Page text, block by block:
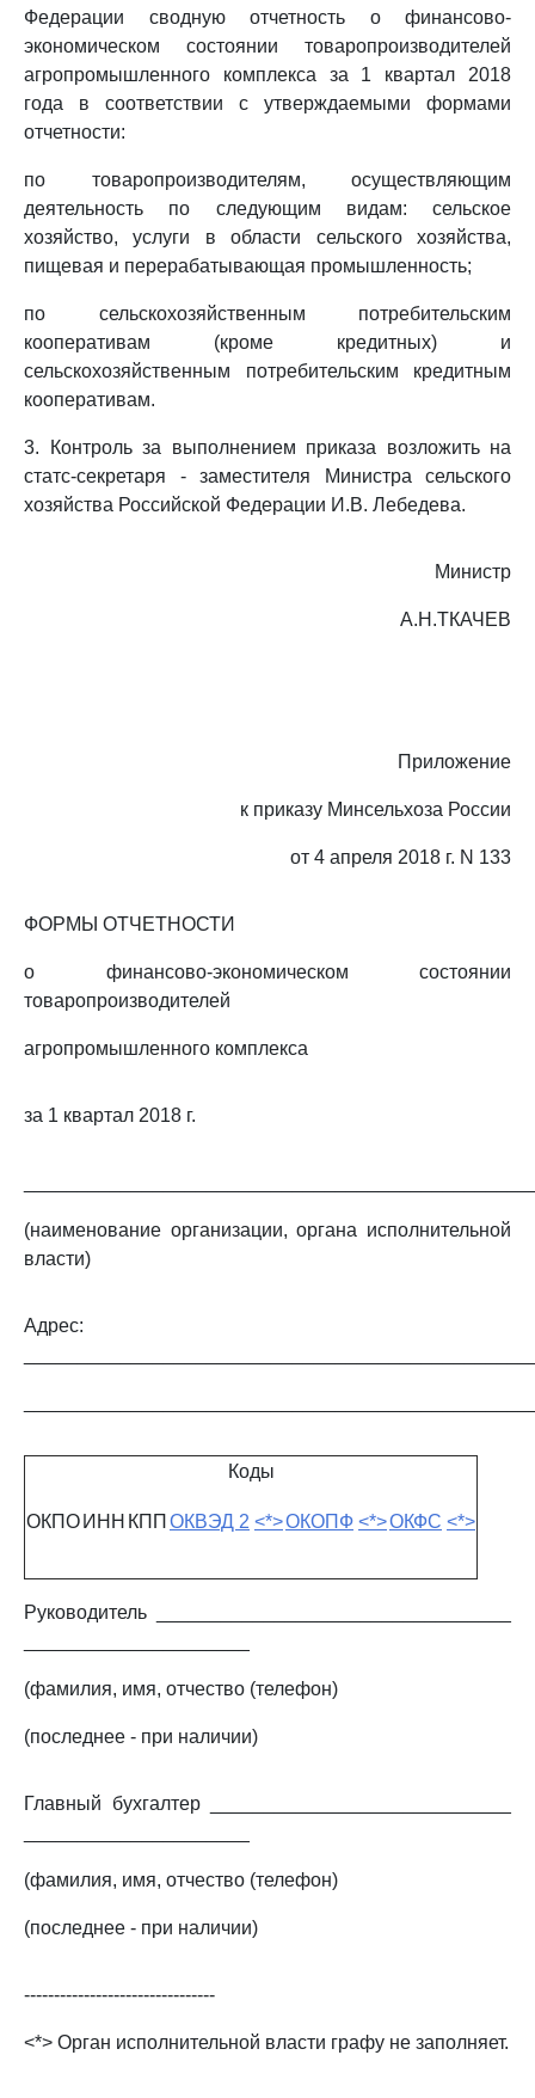
Федерации сводную отчетность о финансово-
экономическом состоянии товаропроизводителей
агропромышленного комплекса за 1 квартал 2018
года в соответствии с утверждаемыми формами
отчетности:
по товаропроизводителям, осуществляющим
деятельность по следующим видам: сельское
хозяйство, услуги в области сельского хозяйства,
пищевая и перерабатывающая промышленность;
по сельскохозяйственным потребительским
кооперативам (кроме кредитных) и
сельскохозяйственным потребительским кредитным
кооперативам.
3. Контроль за выполнением приказа возложить на
статс-секретаря - заместителя Министра сельского
хозяйства Российской Федерации И.В. Лебедева.
Министр
А.Н.ТКАЧЕВ
Приложение
к приказу Минсельхоза России
от 4 апреля 2018 г. N 133
ФОРМЫ ОТЧЕТНОСТИ
о финансово-экономическом состоянии
товаропроизводителей
агропромышленного комплекса
за 1 квартал 2018 г.
(наименование организации, органа исполнительной
власти)
Адрес:
Коды
ОКПО ИНН КПП ОКВЭД 2 <*>ОКОПФ <*>ОКФС <*>
Руководитель _________________________________
(фамилия, имя, отчество (телефон)
(последнее - при наличии)
Главный бухгалтер ____________________________
(фамилия, имя, отчество (телефон)
(последнее - при наличии)
--------------------------------
<*> Орган исполнительной власти графу не заполняет.